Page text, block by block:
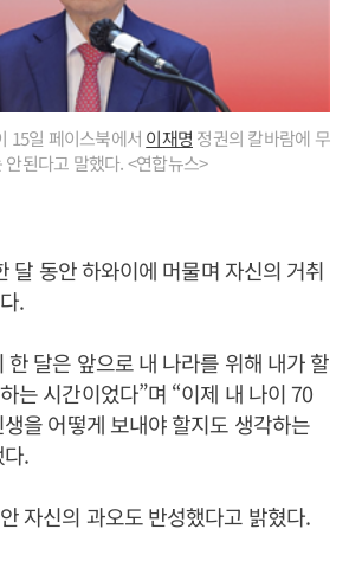
15일 페이스북에서 이재명 정권의 칼바람에 무
된다고 말했다. <연합뉴스>
달 동안 하와이에 머물며 자신의 거취
.
한 달은 앞으로 내 나라를 위해 내가 할
는 시간이었다”며 “이제 내 나이 70
을 어떻게 보내야 할지도 생각하는
.
자신의 과오도 반성했다고 밝혔다.